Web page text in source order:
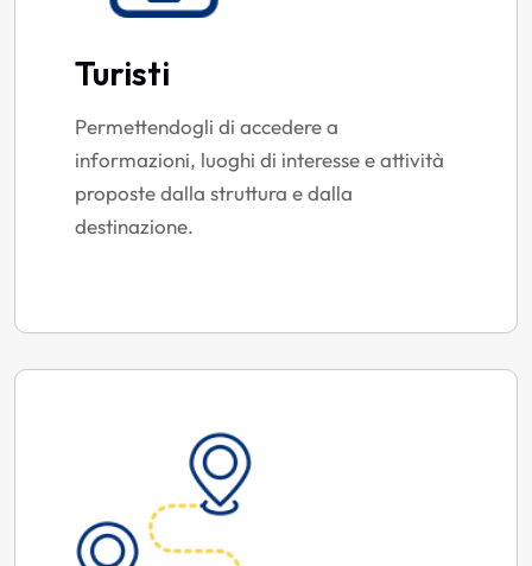
Turisti
Permettendogli di accedere a
informazioni, luoghi di interesse e attività
proposte dalla struttura e dalla
destinazione.